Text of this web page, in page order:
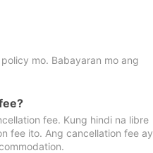
mo. Babayaran mo ang
fee. Kung hindi na libre
fee ito. Ang cancellation fee ay